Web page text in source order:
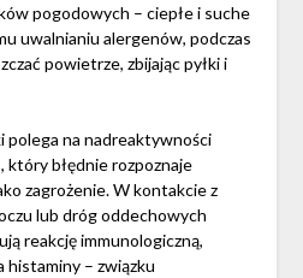
pogodowych – ciepłe i suche
uwalnianiu alergenów, podczas
powietrze, zbijając pyłki i
polega na nadreaktywności
który błędnie rozpoznaje
zagrożenie. W kontakcie z
lub dróg oddechowych
reakcję immunologiczną,
histaminy – związku